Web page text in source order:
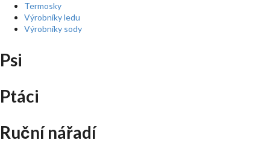
Termosky
Výrobníky ledu
Výrobníky sody
Psi
Ptáci
Ruční nářadí